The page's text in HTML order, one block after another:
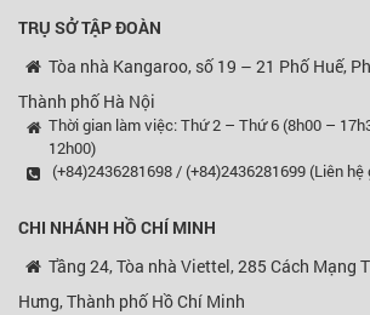
TRỤ SỞ TẬP ĐOÀN
Tòa nhà Kangaroo, số 19 – 21 Phố Huế,
Thành phố Hà Nội
Thời gian làm việc: Thứ 2 – Thứ 6 (8h00 –
12h00)
(+84)2436281698 / (+84)2436281699 (Liên
CHI NHÁNH HỒ CHÍ MINH
Tầng 24, Tòa nhà Viettel, 285 Cách Mạng
Hưng, Thành phố Hồ Chí Minh